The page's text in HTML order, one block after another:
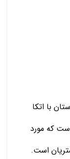
با اتکا
که مورد
است.